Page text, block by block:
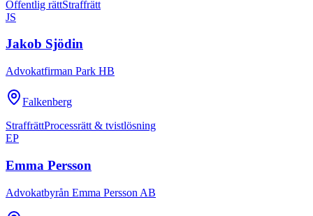
Offentlig rättStraffrätt
JS
Jakob Sjödin
Advokatfirman Park HB
Falkenberg
StraffrättProcessrätt & tvistlösning
EP
Emma Persson
Advokatbyrån Emma Persson AB